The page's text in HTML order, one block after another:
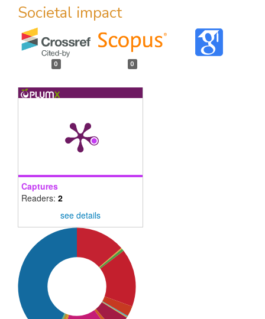
Societal impact
0 0
Captures
Readers: 2
see details